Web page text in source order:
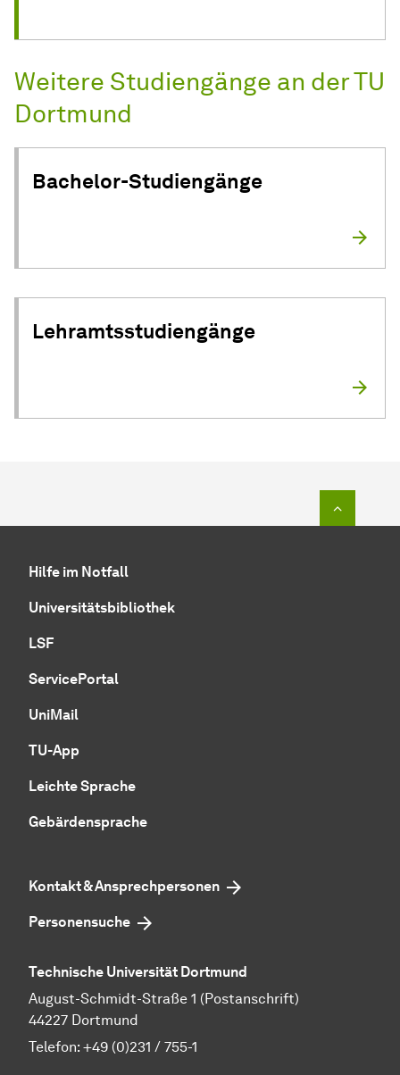
Weitere Studiengänge an der TU
Dortmund
Bachelor-Studiengänge
Lehramtsstudiengänge
Hilfe im Notfall
Universitätsbibliothek
LSF
ServicePortal
UniMail
TU-App
Leichte Sprache
Gebärdensprache
Kontakt & Ansprechpersonen
Personensuche
Technische Universität Dortmund
August-Schmidt-Straße 1 (Postanschrift)
44227 Dortmund
Telefon: +49 (0)231 / 755-1